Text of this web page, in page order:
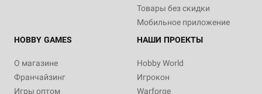
Товары без скидки
Мобильное приложение
HOBBY GAMES
О магазине
Франчайзинг
Игры оптом
НАШИ ПРОЕКТЫ
Hobby World
Игрокон
Warforge